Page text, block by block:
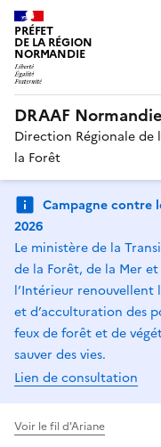
PRÉFET
DE LA RÉGION
NORMANDIE
DRAAF Normandie
Direction Régionale de
la Forêt
Campagne contre
2026
Le ministère de la
de la Forêt, de la Mer
l’Intérieur renouvellent
et d’acculturation des
feux de forêt et de
sauver des vies.
Lien de consultation
Voir le fil d'Ariane